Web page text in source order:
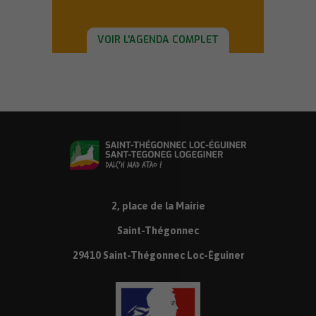
VOIR L'AGENDA COMPLET
2, place de la Mairie
Saint-Thégonnec
29410 Saint-Thégonnec Loc-Éguiner